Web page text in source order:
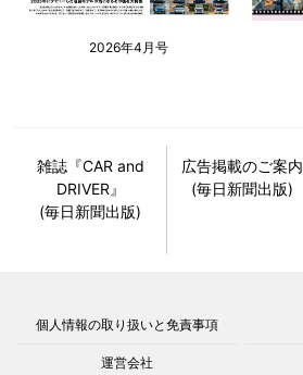
2026年4月号
雑誌『CAR and
DRIVER』
(毎日新聞出版)
広告掲載のご案内
(毎日新聞出版)
個人情報の取り扱いと免責事項
運営会社